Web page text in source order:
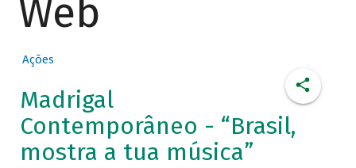
Web
Ações
Madrigal
Contemporâneo - “Brasil,
mostra a tua música”